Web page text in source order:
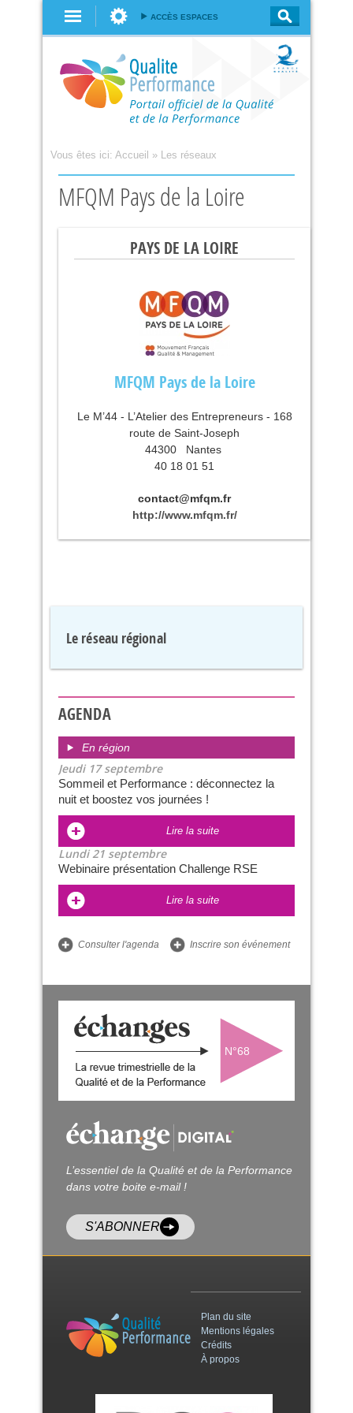
ACCÈS ESPACES
Vous êtes ici: Accueil » Les réseaux
MFQM Pays de la Loire
PAYS DE LA LOIRE
MFQM Pays de la Loire
Le M’44 - L’Atelier des Entrepreneurs - 168
route de Saint-Joseph
44300
Nantes
40 18 01 51
contact@mfqm.fr
http://www.mfqm.fr/
Le réseau régional
AGENDA
En région
Jeudi 17 septembre
Sommeil et Performance : déconnectez la
nuit et boostez vos journées !
Lire la suite
Lundi 21 septembre
Webinaire présentation Challenge RSE
Lire la suite
Consulter l'agenda Inscrire son événement
N°68
L’essentiel de la Qualité et de la Performance
dans votre boite e-mail !
S'ABONNER
Plan du site
Mentions légales
Crédits
À propos